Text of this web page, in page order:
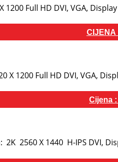
1200 Full HD DVI, VGA,
CIJENA
X 1200 Full HD DVI, VGA,
Cijena :
2K 2560 X 1440 H-IPS DVI,